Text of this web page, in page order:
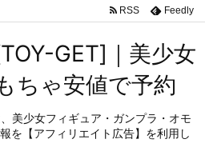
GET]｜美少女
ちゃ安値で予約
美少女フィギュア・ガンプラ・オモ
を【アフィリエイト広告】を利用し
RSS Feedly